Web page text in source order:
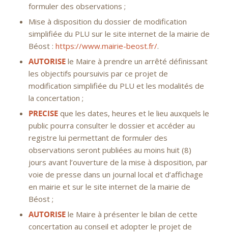
formuler des observations ;
Mise à disposition du dossier de modification
simplifiée du PLU sur le site internet de la mairie de
Béost : https://www.mairie-beost.fr/.
AUTORISE le Maire à prendre un arrêté définissant
les objectifs poursuivis par ce projet de
modification simplifiée du PLU et les modalités de
la concertation ;
PRECISEque les dates, heures et le lieu auxquels le
public pourra consulter le dossier et accéder au
registre lui permettant de formuler des
observations seront publiées au moins huit (8)
jours avant l’ouverture de la mise à disposition, par
voie de presse dans un journal local et d’affichage
en mairie et sur le site internet de la mairie de
Béost ;
AUTORISEle Maire à présenter le bilan de cette
concertation au conseil et adopter le projet de